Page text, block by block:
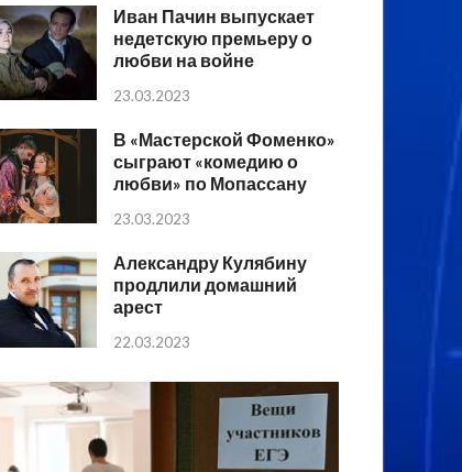
Иван Пачин выпускает
недетскую премьеру о
любви на войне
23.03.2023
В «Мастерской Фоменко»
сыграют «комедию о
любви» по Мопассану
23.03.2023
Александру Кулябину
продлили домашний
арест
22.03.2023